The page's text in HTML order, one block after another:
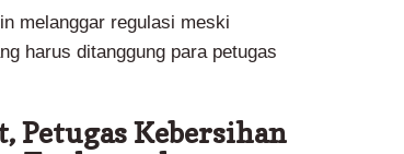
melanggar regulasi meski
harus ditanggung para petugas
Petugas Kebersihan